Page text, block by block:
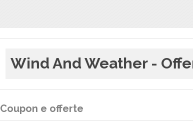
Wind And Weather -
Coupon e offerte